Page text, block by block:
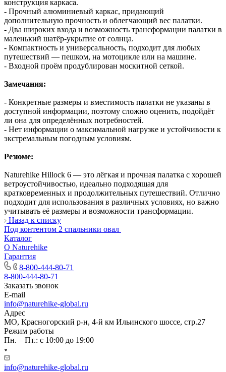
конструкция каркаса.
- Прочный алюминиевый каркас, придающий
дополнительную прочность и облегчающий вес палатки.
- Два широких входа и возможность трансформации палатки в
маленький шатёр-укрытие от солнца.
- Компактность и универсальность, подходит для любых
путешествий — пешком, на мотоцикле или на машине.
- Входной проём продублирован москитной сеткой.
Замечания:
- Конкретные размеры и вместимость палатки не указаны в
доступной информации, поэтому сложно оценить, подойдёт
ли она для определённых потребностей.
- Нет информации о максимальной нагрузке и устойчивости к
экстремальным погодным условиям.
Резюме:
Naturehike Hillock 6 — это лёгкая и прочная палатка с хорошей
ветроустойчивостью, идеально подходящая для
кратковременных и продолжительных путешествий. Отлично
подходит для использования в различных условиях, но важно
учитывать её размеры и возможности трансформации.
Назад к списку
Под контентом 2 спальники овал
Каталог
О Naturehike
Гарантия
8-800-444-80-71
8-800-444-80-71
Заказать звонок
E-mail
info@naturehike-global.ru
Адрес
МО, Красногорский р-н, 4-й км Ильинского шоссе, стр.27
Режим работы
Пн. – Пт.: с 10:00 до 19:00
info@naturehike-global.ru